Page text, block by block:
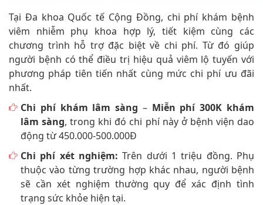
Tại Đa khoa Quốc tế Cộng Đồng, chi phí khám bệnh
viêm nhiễm phụ khoa hợp lý, tiết kiệm cùng các
chương trình hỗ trợ đặc biệt về chi phí. Từ đó giúp
người bệnh có thể điều trị hiệu quả viêm lộ tuyến với
phương pháp tiên tiến nhất cùng mức chi phí ưu đãi
nhất.
Chi phí khám lâm sàng – Miễn phí 300K khám
lâm sàng, trong khi đó chi phí này ở bệnh viện dao
động từ 450.000-500.000Đ
Chi phí xét nghiệm:Trên dưới 1 triệu đồng. Phụ
thuộc vào từng trường hợp khác nhau, người bệnh
sẽ cần xét nghiệm thường quy để xác định tình
trạng sức khỏe hiện tại.